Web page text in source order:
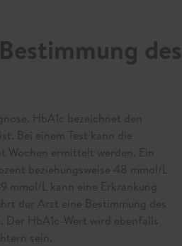
des
HbA1c bezeichnet den
Bei einem Test kann die
Wochen ermittelt werden. Ein
beziehungsweise 48 mmol/L
mmol/L kann eine Erkrankung
der Arzt eine Bestimmung des
Der HbA1c-Wert wird ebenfalls
sein.